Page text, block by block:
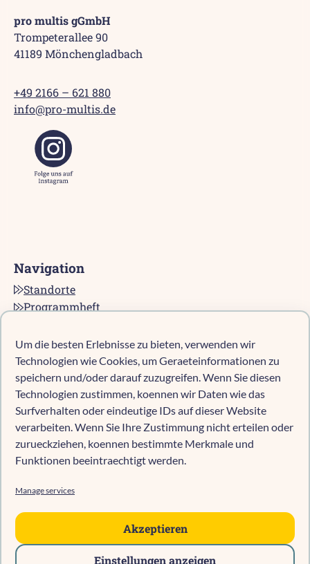
Um die besten Erlebnisse zu bieten, verwenden wir
Technologien wie Cookies, um Geraeteinformationen zu
speichern und/oder darauf zuzugreifen. Wenn Sie diesen
Technologien zustimmen, koennen wir Daten wie das
Surfverhalten oder eindeutige IDs auf dieser Website
verarbeiten. Wenn Sie Ihre Zustimmung nicht erteilen oder
zurueckziehen, koennen bestimmte Merkmale und
Funktionen beeintraechtigt werden.
Manage services
Akzeptieren
Einstellungen anzeigen
pro multis gGmbH
Trompeterallee 90
41189 Mönchengladbach
+49 2166 – 621 880
info@pro-multis.de
Navigation
Standorte
Programmheft
Karriere bei pro multis
Impressum
Datenschutz
Cookie-Richtlinie (EU)
Kind anmelden
Kita-Navigator Kreis Heinsberg
Kita-Navigator Stadt Heinsberg
Kita-Navigator Geilenkirchen
Kita-Navigator Erkelenz